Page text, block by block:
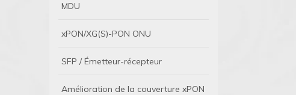
MDU
xPON/XG(S)-PON ONU
SFP / Émetteur-récepteur
Amélioration de la couverture xPON